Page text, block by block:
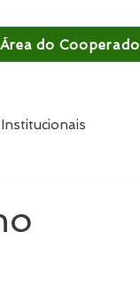
Área do Cooperado
Institucionais